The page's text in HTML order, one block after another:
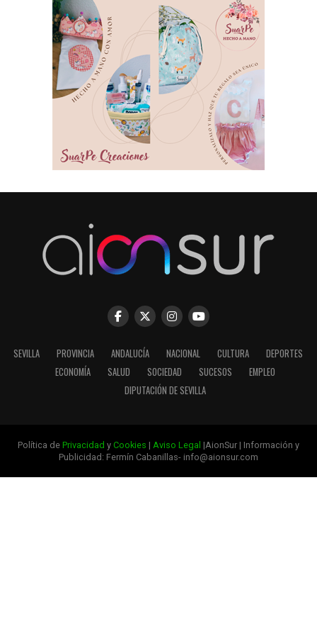
SEVILLA PROVINCIA ANDALUCÍA NACIONAL CULTURA
DEPORTES
ECONOMÍA
SALUD SOCIEDAD SUCESOS
EMPLEO
DIPUTACIÓN DE SEVILLA
Política de Privacidad y Cookies | Aviso Legal |AionSur | Información y
Publicidad: Fermín Cabanillas- info@aionsur.com